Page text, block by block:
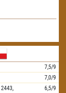
7,5/9
7,0/9
2443,
6,5/9